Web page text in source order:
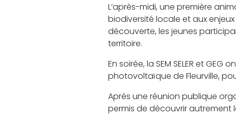
L’après-midi, une première
biodiversité locale et aux
découverte, les jeunes
territoire.
En soirée, la SEM SELER et
photovoltaïque de Fleurville,
Après une réunion publique
permis de découvrir autrement